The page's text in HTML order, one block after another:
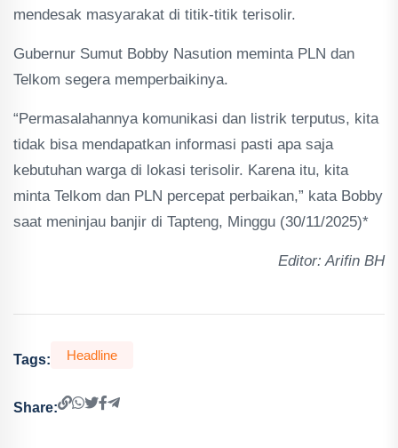
mendesak masyarakat di titik-titik terisolir.
Gubernur Sumut Bobby Nasution meminta PLN dan
Telkom segera memperbaikinya.
“Permasalahannya komunikasi dan listrik terputus, kita
tidak bisa mendapatkan informasi pasti apa saja
kebutuhan warga di lokasi terisolir. Karena itu, kita
minta Telkom dan PLN percepat perbaikan,” kata Bobby
saat meninjau banjir di Tapteng, Minggu (30/11/2025)*
Editor: Arifin BH
Tags: Headline
Share: